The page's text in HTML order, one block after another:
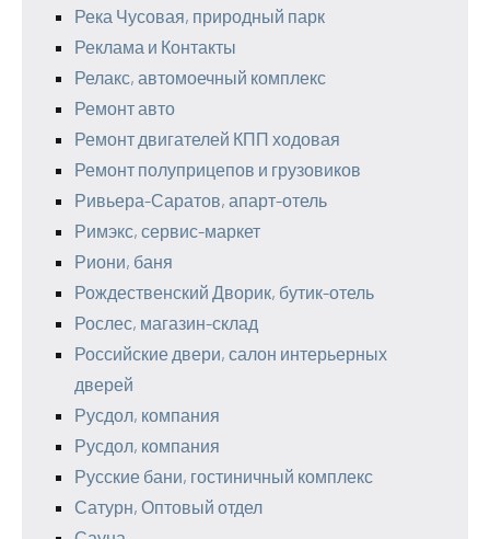
Река Чусовая, природный парк
Реклама и Контакты
Релакс, автомоечный комплекс
Ремонт авто
Ремонт двигателей КПП ходовая
Ремонт полуприцепов и грузовиков
Ривьера-Саратов, апарт-отель
Римэкс, сервис-маркет
Риони, баня
Рождественский Дворик, бутик-отель
Рослес, магазин-склад
Российские двери, салон интерьерных
дверей
Русдол, компания
Русдол, компания
Русские бани, гостиничный комплекс
Сатурн, Оптовый отдел